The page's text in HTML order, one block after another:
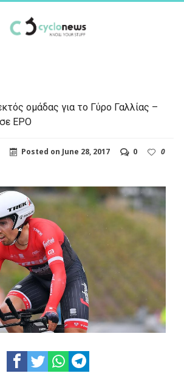
ομάδας για το Γύρο Γαλλίας –
EPO
Posted on June 28, 2017 0
0